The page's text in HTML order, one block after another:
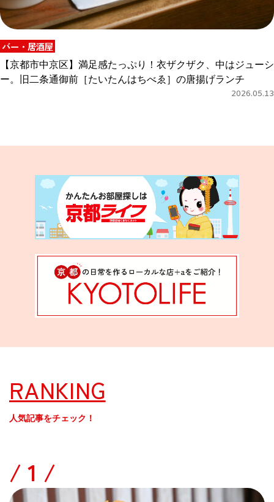
バー・居酒屋
【京都市中京区】満足感たっぷり！衣ザクザク、中はジューシ
ー。旧二条通御前［たいたんはちべゑ］の唐揚げランチ
2026.05.13
RANKING
人気記事をチェック！
/